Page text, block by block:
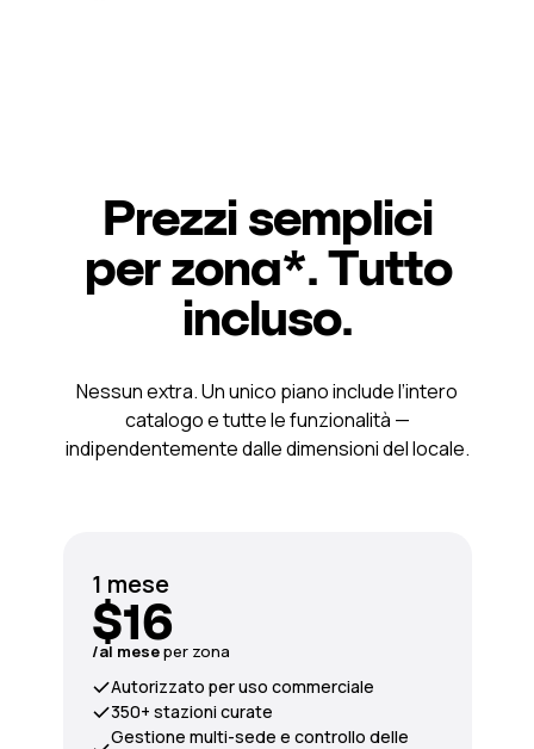
Prezzi semplici
per zona*. Tutto
incluso.
1 mese
$16
/al meseper zona
Autorizzato per uso commerciale
350+ stazioni curate
Gestione multi-sede e controllo delle
Nessun extra. Un unico piano include l’intero
catalogo e tutte le funzionalità —
indipendentemente dalle dimensioni del locale.